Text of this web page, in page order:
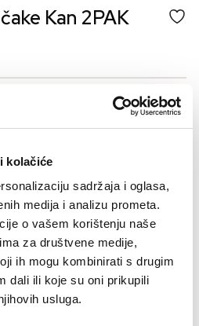
kolačiće
sadržaja i oglasa,
medija i analizu prometa.
o vašem korištenju naše
za društvene medije,
ih mogu kombinirati s drugim
dali ili koje su oni prikupili
usluga.
Kan 2PAK
U KORPU